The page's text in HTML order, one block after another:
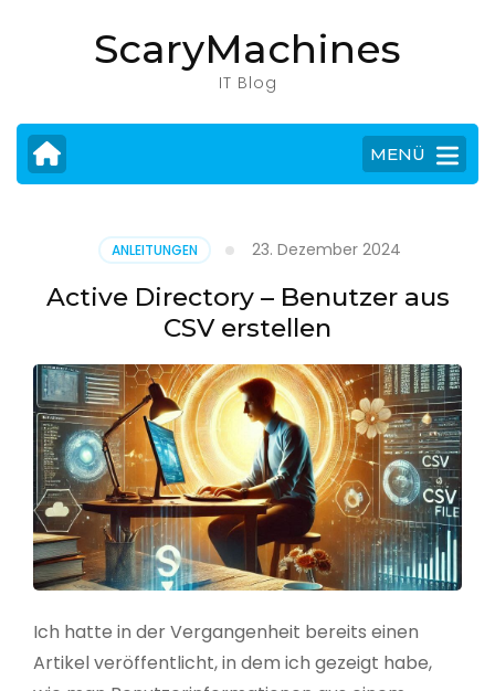
drücken)
ScaryMachines
IT Blog
MENÜ
ANLEITUNGEN 23. Dezember 2024
Active Directory – Benutzer aus
CSV erstellen
Ich hatte in der Vergangenheit bereits einen
Artikel veröffentlicht, in dem ich gezeigt habe,